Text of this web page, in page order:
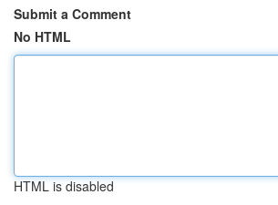
Submit a Comment
No HTML
HTML is disabled